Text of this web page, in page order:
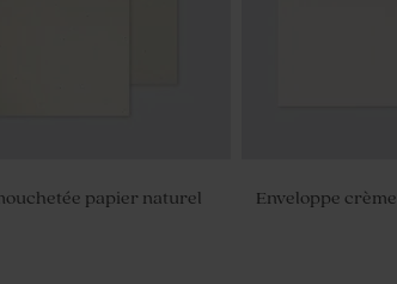
papier naturel Enveloppe crème